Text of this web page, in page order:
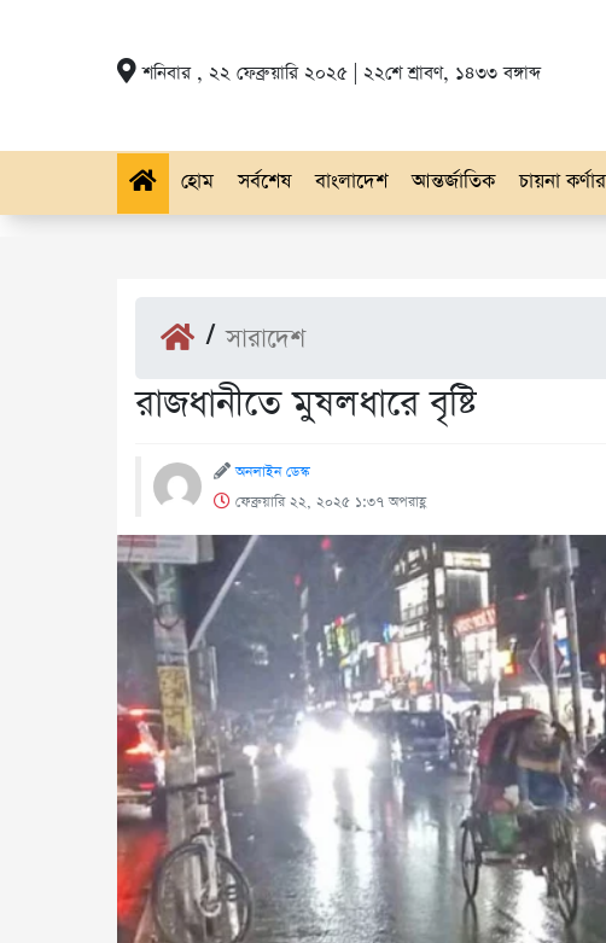
শনিবার , ২২ ফেব্রুয়ারি ২০২৫ | ২২শে শ্রাবণ, ১৪৩৩ বঙ্গাব্দ
হোম সর্বশেষ বাংলাদেশ আন্তর্জাতিক চায়না কর্ণার
/সারাদেশ
রাজধানীতে মুষলধারে বৃষ্টি
অনলাইন ডেস্ক
ফেব্রুয়ারি ২২, ২০২৫ ১:৩৭ অপরাহ্ণ